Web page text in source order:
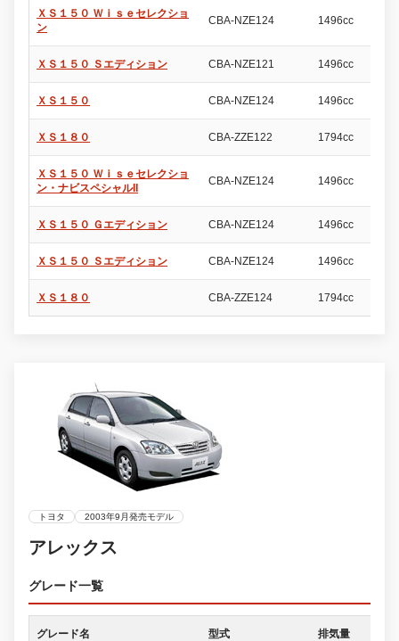
ＸＳ１５０ Ｗｉｓｅセレクショ
ン
CBA-NZE124 1496cc
ＸＳ１５０ Ｓエディション CBA-NZE121 1496cc
ＸＳ１５０ CBA-NZE124 1496cc
ＸＳ１８０ CBA-ZZE122 1794cc
ＸＳ１５０ Ｗｉｓｅセレクショ
ン・ナビスペシャルII
CBA-NZE124 1496cc
ＸＳ１５０ Ｇエディション CBA-NZE124 1496cc
ＸＳ１５０ Ｓエディション CBA-NZE124 1496cc
ＸＳ１８０ CBA-ZZE124 1794cc
トヨタ 2003年9月発売モデル
アレックス
グレード一覧
グレード名 型式 排気量